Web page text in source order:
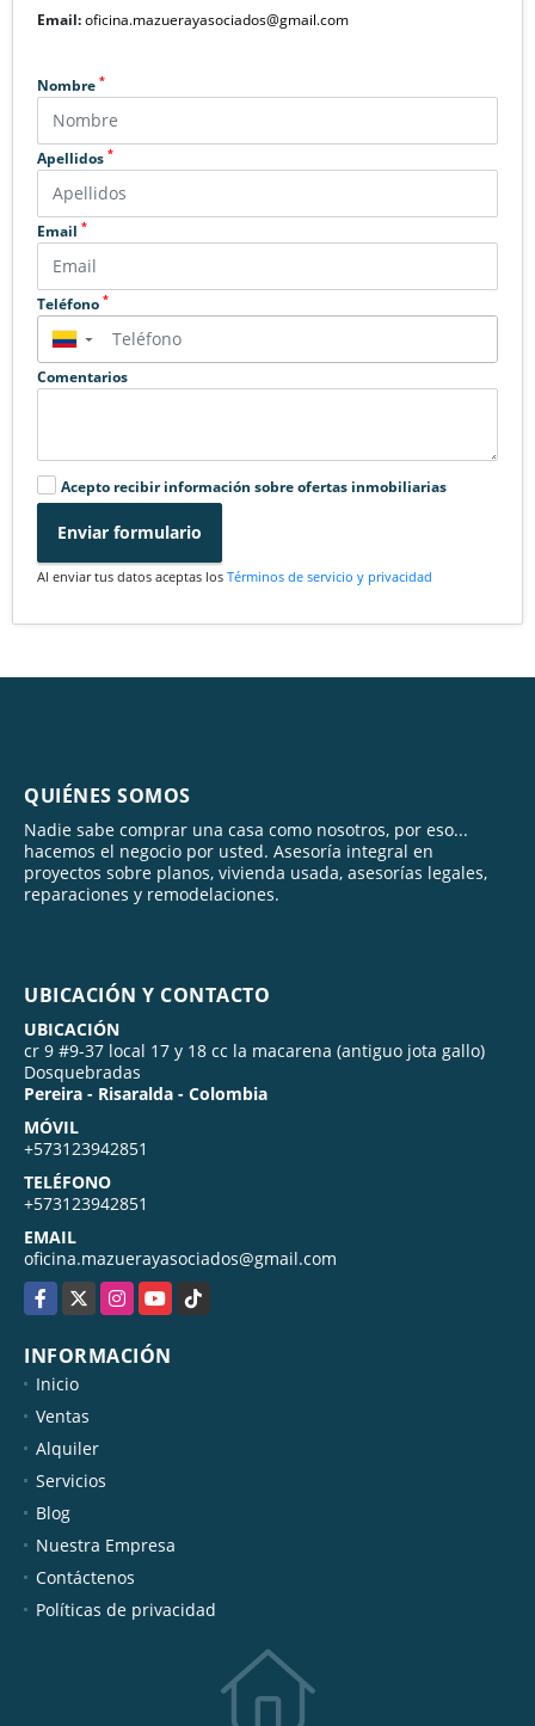
Email:oficina.mazuerayasociados@gmail.com
Nombre *
Apellidos *
Email *
Teléfono *
▼
Comentarios
Acepto recibir información sobre ofertas inmobiliarias
Enviar formulario
Al enviar tus datos aceptas los Términos de servicio y privacidad
QUIÉNES SOMOS
Nadie sabe comprar una casa como nosotros, por eso...
hacemos el negocio por usted. Asesoría integral en
proyectos sobre planos, vivienda usada, asesorías legales,
reparaciones y remodelaciones.
UBICACIÓN Y CONTACTO
UBICACIÓN
cr 9 #9-37 local 17 y 18 cc la macarena (antiguo jota gallo)
Dosquebradas
Pereira - Risaralda - Colombia
MÓVIL
+573123942851
TELÉFONO
+573123942851
EMAIL
oficina.mazuerayasociados@gmail.com
Facebook
X InstagramYouTubeTikTok
INFORMACIÓN
Inicio
Ventas
Alquiler
Servicios
Blog
Nuestra Empresa
Contáctenos
Políticas de privacidad